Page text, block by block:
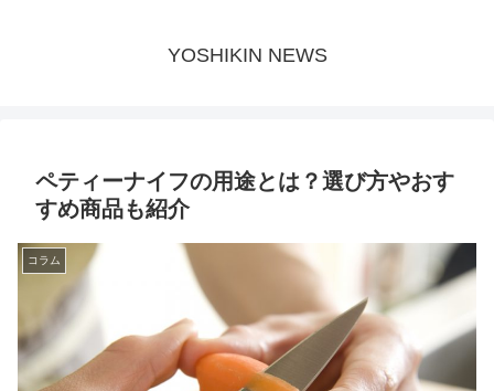
YOSHIKIN NEWS
ペティーナイフの用途とは？選び方やおす
すめ商品も紹介
コラム